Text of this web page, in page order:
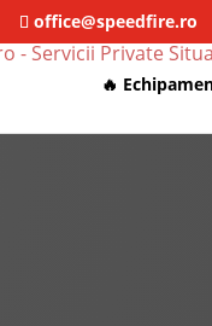
office@speedfire.ro
🔥